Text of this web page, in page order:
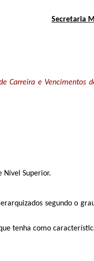
Secretaria
Carreira e Vencimentos
Nível Superior.
segundo o
tenha como